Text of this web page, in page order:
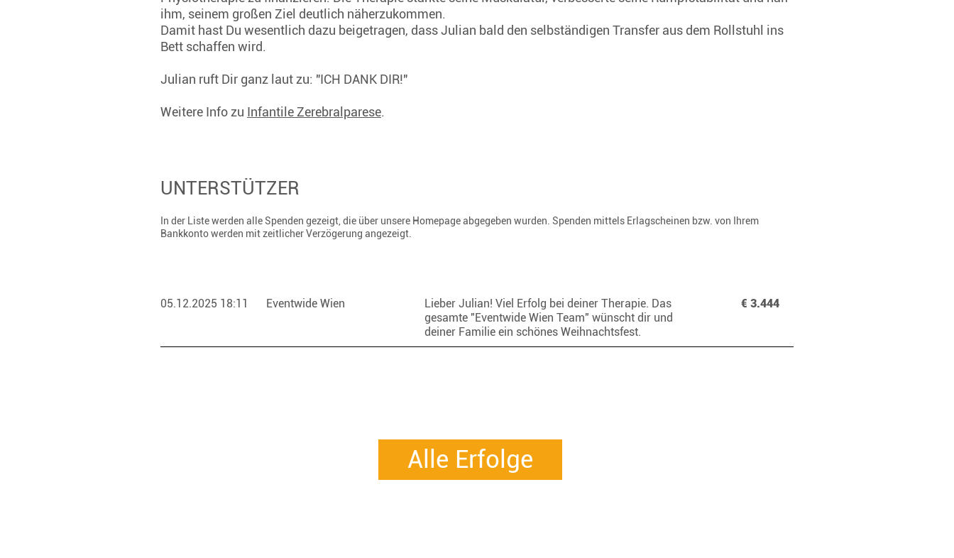
ihm, seinem großen Ziel deutlich näherzukommen.
Damit hast Du wesentlich dazu beigetragen, dass Julian bald den selbständigen Transfer aus dem Rollstuhl ins
Bett schaffen wird.
Julian ruft Dir ganz laut zu: "ICH DANK DIR!"
Weitere Info zu Infantile Zerebralparese.
UNTERSTÜTZER
In der Liste werden alle Spenden gezeigt, die über unsere Homepage abgegeben wurden. Spenden mittels Erlagscheinen bzw. von Ihrem
Bankkonto werden mit zeitlicher Verzögerung angezeigt.
05.12.2025 18:11 Eventwide Wien € 3.444
Lieber Julian! Viel Erfolg bei deiner Therapie. Das
gesamte "Eventwide Wien Team" wünscht dir und
deiner Familie ein schönes Weihnachtsfest.
Alle Erfolge